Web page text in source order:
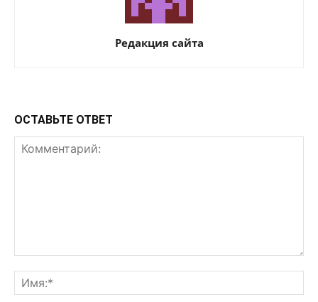
Редакция сайта
ОСТАВЬТЕ ОТВЕТ